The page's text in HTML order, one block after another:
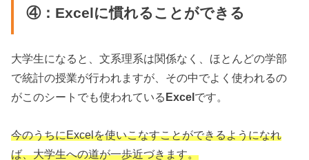
④：Excelに慣れることができる
大学生になると、文系理系は関係なく、ほとんどの学部
で統計の授業が行われますが、その中でよく使われるの
がこのシートでも使われているExcelです。
今のうちにExcelを使いこなすことができるようになれ
ば、大学生への道が一歩近づきます。